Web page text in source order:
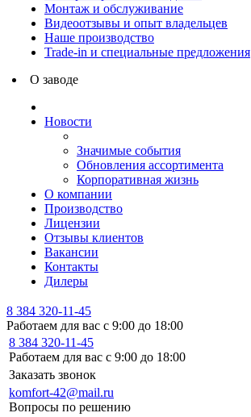
Монтаж и обслуживание
Видеоотзывы и опыт владельцев
Наше производство
Trade-in и специальные предложения
О заводе
Новости
Значимые события
Обновления ассортимента
Корпоративная жизнь
О компании
Производство
Лицензии
Отзывы клиентов
Вакансии
Контакты
Дилеры
8 384 320-11-45
Работаем для вас с 9:00 до 18:00
8 384 320-11-45
Работаем для вас с 9:00 до 18:00
Заказать звонок
komfort-42@mail.ru
Вопросы по решению